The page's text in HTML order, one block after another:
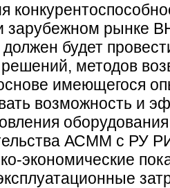
зарубежном рынке
будет
методов
имеющегося
возможность и
АСММ с РУ
экономические